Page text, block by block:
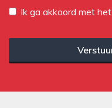
Ik ga akkoord met het